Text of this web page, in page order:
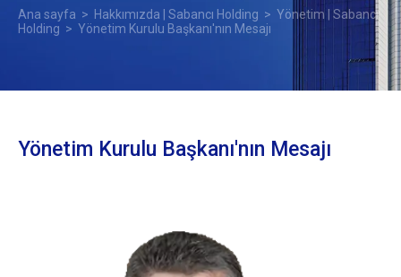
Ana sayfa > Hakkımızda | Sabancı Holding > Yönetim | Sabancı
Holding > Yönetim Kurulu Başkanı'nın Mesajı
Yönetim Kurulu Başkanı'nın Mesajı